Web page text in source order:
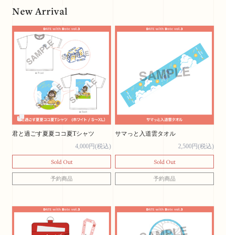
New Arrival
君と過ごす夏夏ココ夏Tシャツ
4,000円(税込)
Sold Out
予約商品
サマっと入道雲タオル
2,500円(税込)
Sold Out
予約商品